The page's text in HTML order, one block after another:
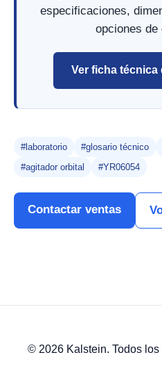
especificaciones,
opciones de
Ver ficha
#laboratorio #glosario técnico
#agitador orbital
#YR06054
Contactar ventas
© 2026 Kalstein. Todos